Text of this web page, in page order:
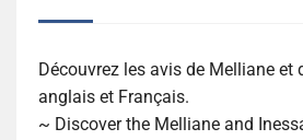
Découvrez les avis de Melliane et
anglais et Français.
~ Discover the Melliane and